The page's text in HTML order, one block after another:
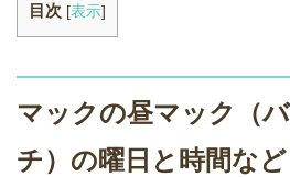
目次 [表示]
マックの昼マック（
チ）の曜日と時間など